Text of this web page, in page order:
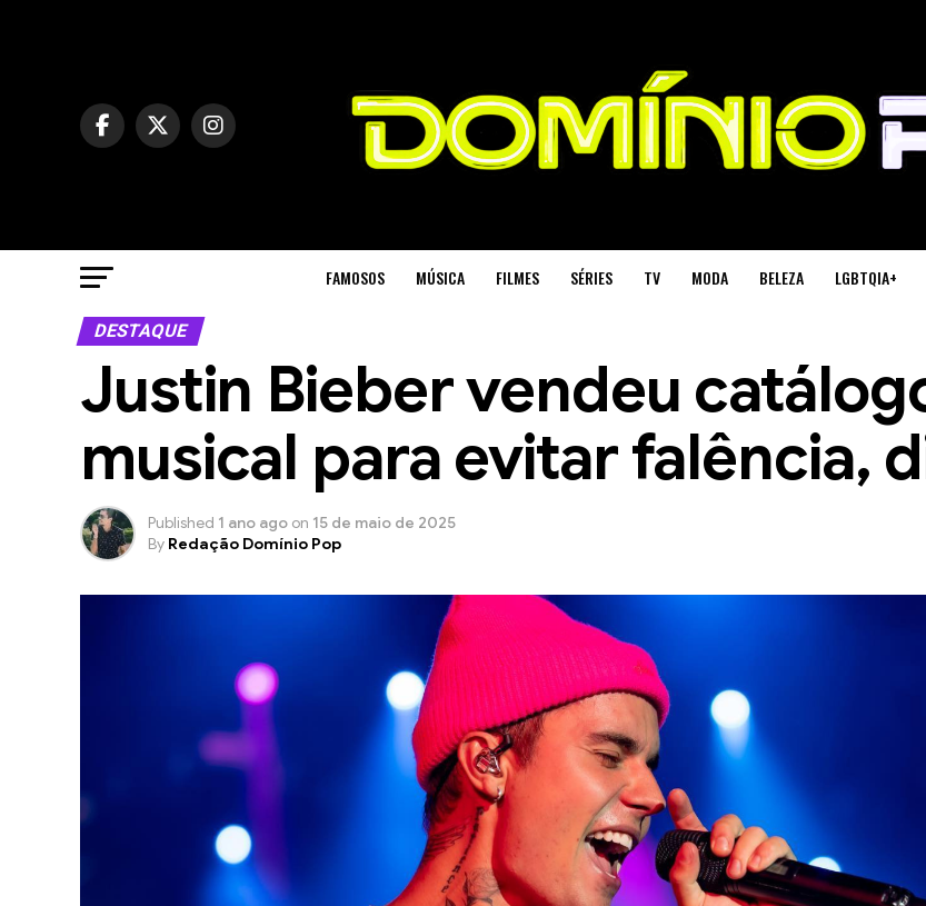
FAMOSOS MÚSICA FILMES SÉRIES TV MODA BELEZA LGBTQIA+
DESTAQUE
Justin Bieber vendeu
musical para evitar falência,
Published 1 ano ago on 15 de maio de 2025
By Redação Domínio Pop